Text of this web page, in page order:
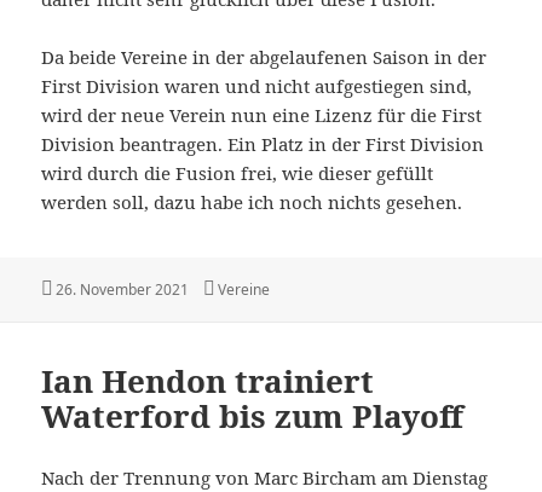
Da beide Vereine in der abgelaufenen Saison in der
First Division waren und nicht aufgestiegen sind,
wird der neue Verein nun eine Lizenz für die First
Division beantragen. Ein Platz in der First Division
wird durch die Fusion frei, wie dieser gefüllt
werden soll, dazu habe ich noch nichts gesehen.
Veröffentlicht
26. November 2021 Kategorien
Vereine
Ian Hendon trainiert
Waterford bis zum Playoff
Nach der Trennung von Marc Bircham am Dienstag